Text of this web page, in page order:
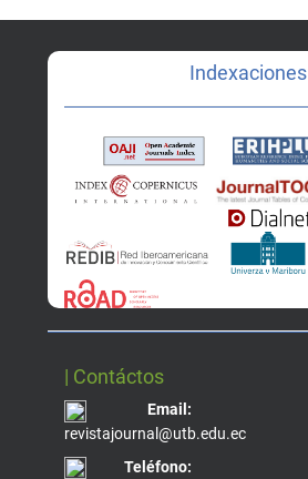
Indexaciones
| Contáctos
Email:
revistajournal@utb.edu.ec
Teléfono: